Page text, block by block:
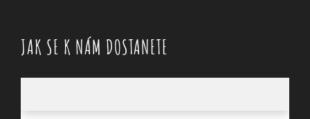
JAK SE K NÁM DOSTANETE